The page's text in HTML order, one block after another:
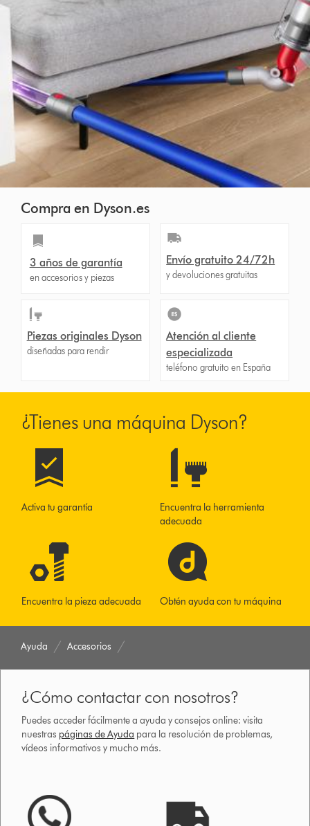
Compra en Dyson.es
3 años de garantía
en accesorios y piezas
Envío gratuito 24/72h
y devoluciones gratuitas
Piezas originales Dyson
diseñadas para rendir
Atención al cliente
especializada
teléfono gratuito en España
¿Tienes una máquina Dyson?
Activa tu garantía
Encuentra la herramienta
adecuada
Encuentra la pieza adecuada Obtén ayuda con tu máquina
Ayuda Accesorios
¿Cómo contactar con nosotros?
Puedes acceder fácilmente a ayuda y consejos online: visita
nuestras páginas de Ayuda para la resolución de problemas,
vídeos informativos y mucho más.